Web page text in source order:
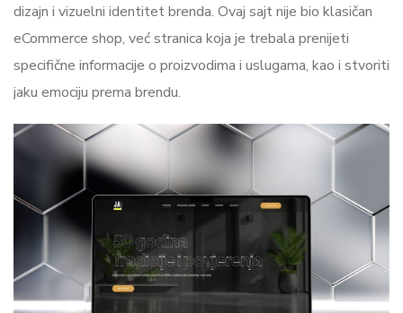
dizajn i vizuelni identitet brenda. Ovaj sajt nije bio klasičan
eCommerce shop, već stranica koja je trebala prenijeti
specifične informacije o proizvodima i uslugama, kao i stvoriti
jaku emociju prema brendu.